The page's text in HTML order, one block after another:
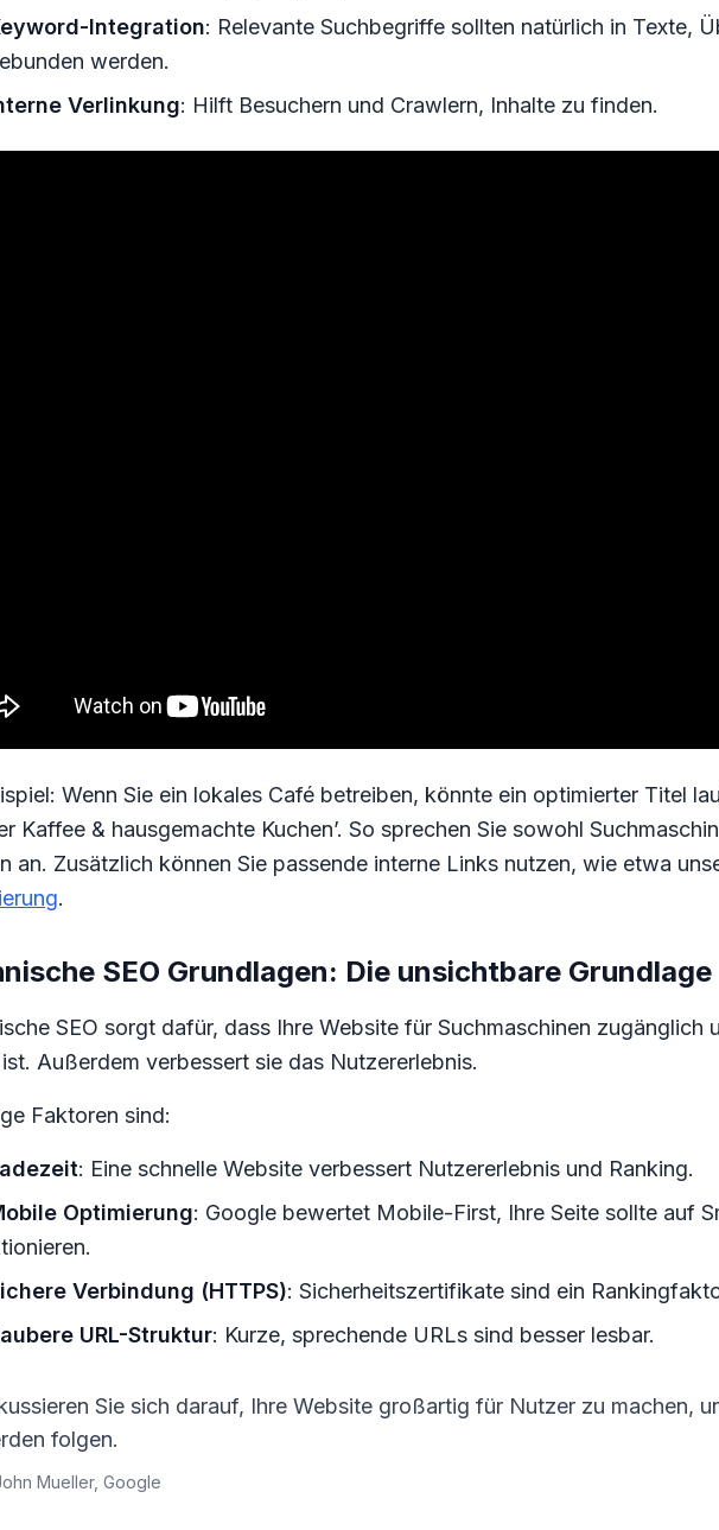
Integration: Relevante Suchbegriffe sollten natürlich in Texte,
werden.
Verlinkung: Hilft Besuchern und Crawlern, Inhalte zu finden.
Wenn Sie ein lokales Café betreiben, könnte ein optimierter Titel
Kaffee & hausgemachte Kuchen’. So sprechen Sie sowohl
an. Zusätzlich können Sie passende interne Links nutzen, wie etwa
.
SEO Grundlagen: Die unsichtbare Grundlage
SEO sorgt dafür, dass Ihre Website für Suchmaschinen zugänglich
Außerdem verbessert sie das Nutzererlebnis.
Faktoren sind:
: Eine schnelle Website verbessert Nutzererlebnis und Ranking.
Optimierung: Google bewertet Mobile-First, Ihre Seite sollte auf
Verbindung (HTTPS): Sicherheitszertifikate sind ein
URL-Struktur: Kurze, sprechende URLs sind besser lesbar.
Sie sich darauf, Ihre Website großartig für Nutzer zu machen,
folgen.
Mueller, Google